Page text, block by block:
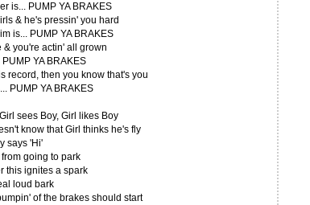
is... PUMP YA BRAKES
& he's pressin' you hard
is... PUMP YA BRAKES
& you're actin' all grown
YA BRAKES
record, then you know that's you
PUMP YA BRAKES
sees Boy, Girl likes Boy
know that Girl thinks he's fly
says 'Hi'
going to park
this ignites a spark
loud bark
of the brakes should start